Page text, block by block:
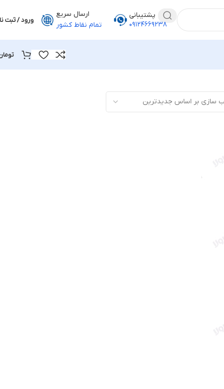
پشتیبانی
۰۹۱۲۴۶۶۹۲۳۸
ارسال سریع
تمام نقاط کشور
ورود / ثبت